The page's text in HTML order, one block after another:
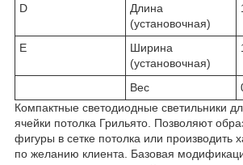
D
Длина
(установочная)
E
Ширина
(установочная)
Вес
Компактные светодиодные светильники
ячейки потолка Грильято. Позволяют
фигуры в сетке потолка или производить
по желанию клиента. Базовая